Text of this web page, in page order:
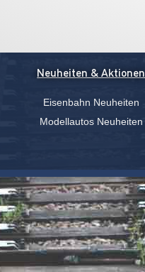
Neuheiten & Aktionen
Eisenbahn Neuheiten
Modellautos Neuheiten